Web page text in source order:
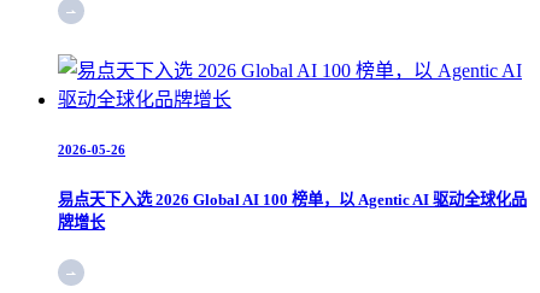
2026-05-26
易点天下入选 2026 Global AI 100 榜单，以 Agentic AI 驱动全球化品
牌增长